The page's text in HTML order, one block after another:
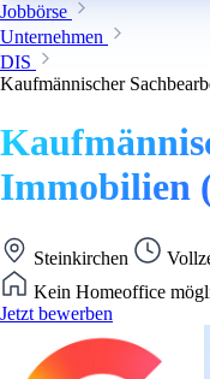
Jobbörse
Unternehmen
DIS
Kaufmännischer
Immobilien
Steinkirchen
Kein Homeoffice
Jetzt bewerben